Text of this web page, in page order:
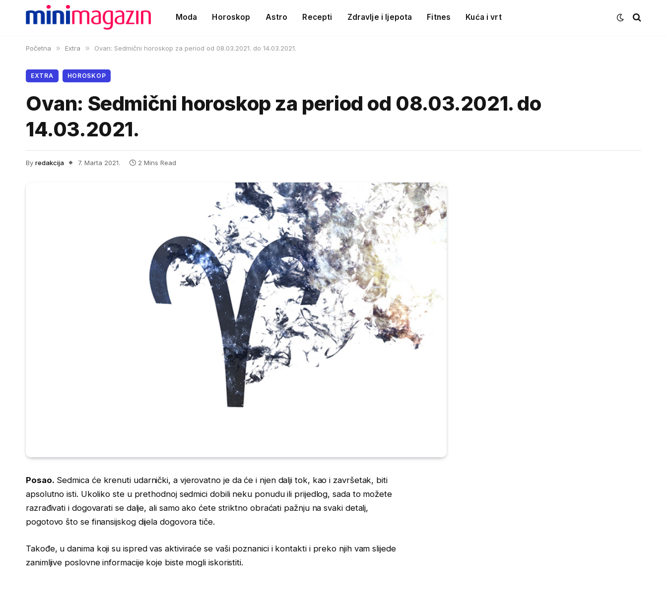
Moda Horoskop Astro Recepti Zdravlje i ljepota Fitnes Kuća i vrt
Početna » Extra » Ovan: Sedmični horoskop za period od 08.03.2021. do 14.03.2021.
EXTRA HOROSKOP
Ovan: Sedmični horoskop za period od 08.03.2021. do
14.03.2021.
By redakcija 7. Marta 2021. 2 Mins Read
Posao. Sedmica će krenuti udarnički, a vjerovatno je da će i njen dalji tok, kao i završetak, biti
apsolutno isti. Ukoliko ste u prethodnoj sedmici dobili neku ponudu ili prijedlog, sada to možete
razrađivati i dogovarati se dalje, ali samo ako ćete striktno obraćati pažnju na svaki detalj,
pogotovo što se finansijskog dijela dogovora tiče.
Takođe, u danima koji su ispred vas aktiviraće se vaši poznanici i kontakti i preko njih vam slijede
zanimljive poslovne informacije koje biste mogli iskoristiti.